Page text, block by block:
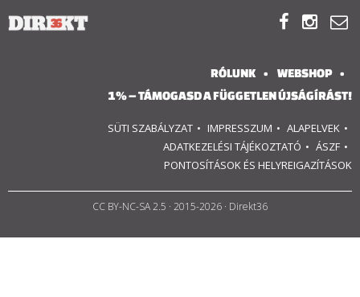
WEBSHOP
  
RÓLUNK
WEBSHOP
1% – TÁMOGASD A FÜGGETLEN ÚJSÁGÍRÁST!
SÜTI SZABÁLYZAT IMPRESSZUM
ALAPELVEK
ADATKEZELÉSI TÁJÉKOZTATÓ
ÁSZF
PONTOSÍTÁSOK ÉS HELYREIGAZÍTÁSOK
CC BY-NC-SA 2.5 · 2015-2026 · Direkt36